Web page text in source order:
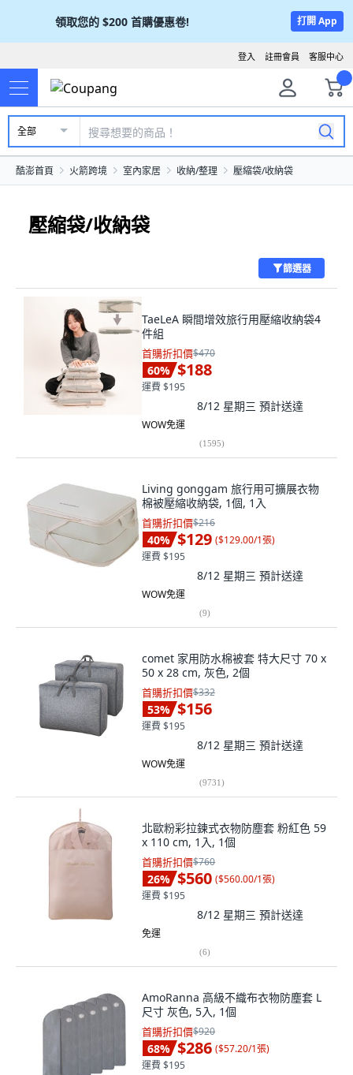
領取您的 $200 首購優惠卷! 打開 App
客服中心
註冊會員
登入
全部
酷澎首頁 火箭跨境 室內家居 收納/整理 壓縮袋/收納袋
壓縮袋/收納袋
篩選器
TaeLeA 瞬間增效旅行用壓縮收納袋4
件組
首購折扣價$470
60% $188
運費 $195
8/12 星期三 預計送達
WOW免運
(1595)
Living gonggam 旅行用可擴展衣物
棉被壓縮收納袋, 1個, 1入
首購折扣價$216
40% $129 ($129.00/1張)
運費 $195
8/12 星期三 預計送達
WOW免運
(9)
comet 家用防水棉被套 特大尺寸 70 x
50 x 28 cm, 灰色, 2個
首購折扣價$332
53% $156
運費 $195
8/12 星期三 預計送達
WOW免運
(9731)
北歐粉彩拉鍊式衣物防塵套 粉紅色 59
x 110 cm, 1入, 1個
首購折扣價$760
26% $560 ($560.00/1張)
運費 $195
8/12 星期三 預計送達
免運
(6)
AmoRanna 高級不織布衣物防塵套 L
尺寸 灰色, 5入, 1個
首購折扣價$920
68% $286 ($57.20/1張)
運費 $195